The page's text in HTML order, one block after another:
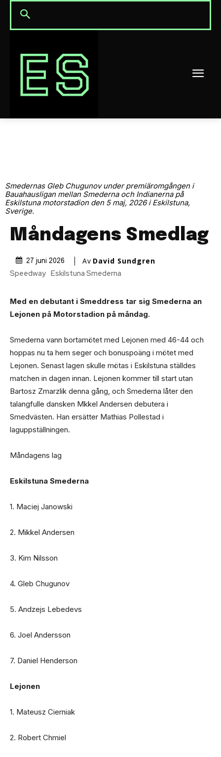
Smedernas Gleb Chugunov under premiäromgången i
Bauahausligan mellan Smederna och Indianerna på
Eskilstuna motorstadion den 5 maj, 2026 i Eskilstuna,
Sverige.
Måndagens Smedlag
27 juni 2026 Av David Sundgren
Speedway Eskilstuna Smederna
Med en debutant i Smeddress tar sig Smederna an
Lejonen på Motorstadion på måndag.
Smederna vann bortamötet med Lejonen med 46-44 och
hoppas nu ta hem seger och bonuspoäng i mötet med
Lejonen. Senast lagen skulle mötas i Eskilstuna ställdes
matchen in dagen innan. Lejonen kommer till start utan
Bartosz Zmarzlik denna gång, och Smederna låter den
talangfulle dansken Mkkel Andersen debutera i
Smedvästen. Han ersätter Mathias Pollestad i
laguppställningen.
Måndagens lag
Eskilstuna Smederna
1. Maciej Janowski
2. Mikkel Andersen
3. Kim Nilsson
4. Gleb Chugunov
5. Andzejs Lebedevs
6. Joel Andersson
7. Daniel Henderson
Lejonen
1. Mateusz Cierniak
2. Robert Chmiel